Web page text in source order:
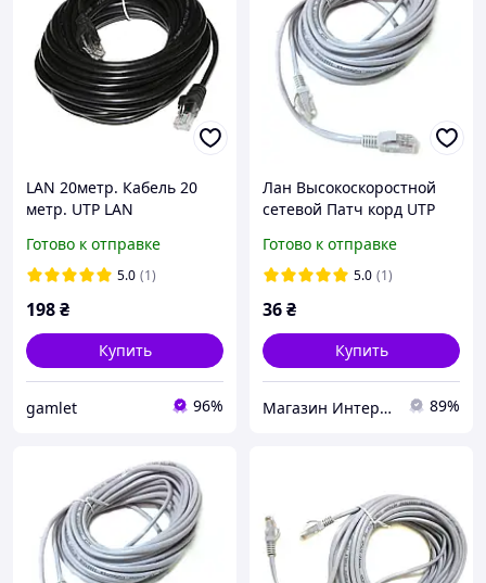
LAN 20метр. Кабель 20
метр. UTP LAN
сетевой Патч корд DSS
Ethernet кабель для
данных
Готово к отправке
5.0 (1)
198₴
Купить
gamlet 96%
Лан Высокоскоростной
сетевой Патч корд UTP
интернета DSS до
1000Мбит/с (Gigabit
Готово к отправке
5.0 (1)
36₴
Купить
Магазин Интернет Кабеля 89%